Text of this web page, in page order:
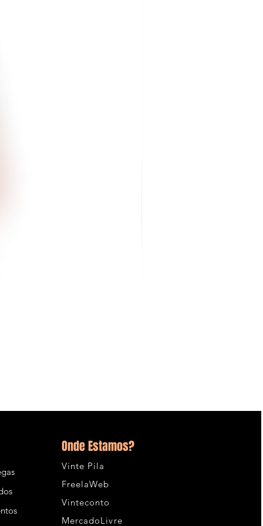
Onde Estamos?
Vinte Pila
FreelaWeb
Vinteconto
MercadoLivre